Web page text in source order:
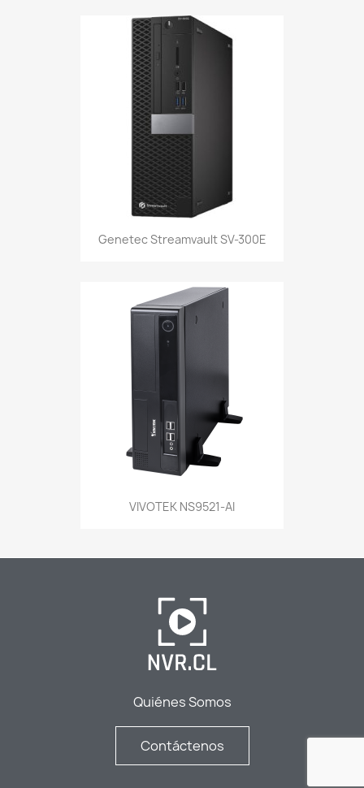
Genetec Streamvault SV-300E
VIVOTEK NS9521-AI
Quiénes Somos
Contáctenos